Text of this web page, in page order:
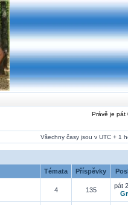
Právě je pát
Všechny časy jsou v UTC + 1
Témata Příspěvky
4 135
pát